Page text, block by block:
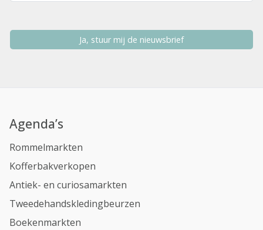
Ja, stuur mij de nieuwsbrief
Agenda’s
Rommelmarkten
Kofferbakverkopen
Antiek- en curiosamarkten
Tweedehandskledingbeurzen
Boekenmarkten